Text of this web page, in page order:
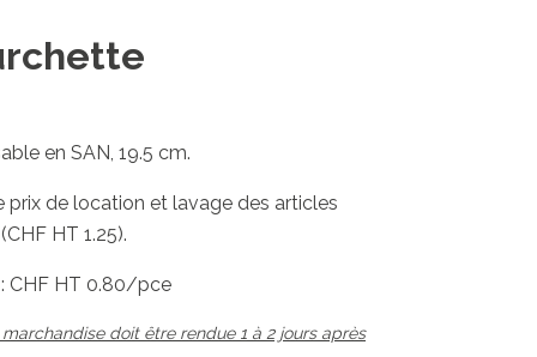
en SAN, 19.5 cm.
de location et lavage des articles
HT 1.25).
CHF HT 0.80/pce
doit être rendue 1 à 2 jours après